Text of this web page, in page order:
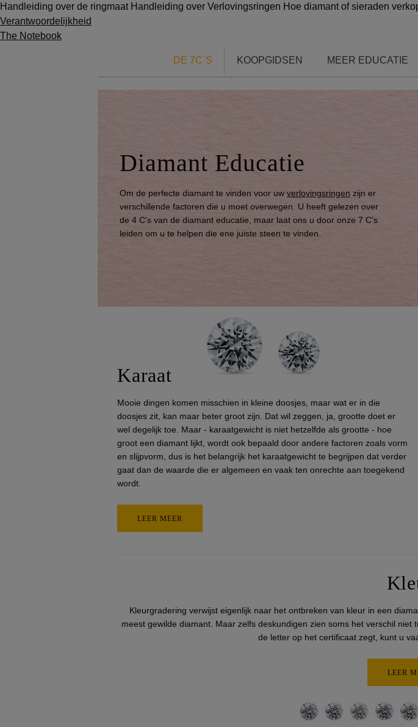
Handleiding over de ringmaat Handleiding over Verlovingsringen Hoe diamant of sieraden
Verantwoordelijkheid
The Notebook
DE 7C`s KOOPGIDSEN MEER EDUCATIE
Diamant Educatie
Om de perfecte diamant te vinden voor uw verlovingsringen zijn er
verschillende factoren die u moet overwegen. U heeft gelezen over
de 4 C's van de diamant educatie, maar laat ons u door onze 7 C's
leiden om u te helpen die ene juiste steen te vinden.
Karaat
Mooie dingen komen misschien in kleine doosjes, maar wat er in die
doosjes zit, kan maar beter groot zijn. Dat wil zeggen, ja, grootte doet er
wel degelijk toe. Maar - karaatgewicht is niet hetzelfde als grootte - hoe
groot een diamant lijkt, wordt ook bepaald door andere factoren zoals vorm
en slijpvorm, dus is het belangrijk het karaatgewicht te begrijpen dat verder
gaat dan de waarde die er algemeen en vaak ten onrechte aan toegekend
wordt.
LEER MEER
Kleurgradering verwijst eigenlijk naar het ontbreken van kleur in een
meest gewilde diamant. Maar zelfs deskundigen zien soms het verschil
de letter op het certificaat zegt, kunt u
LEER